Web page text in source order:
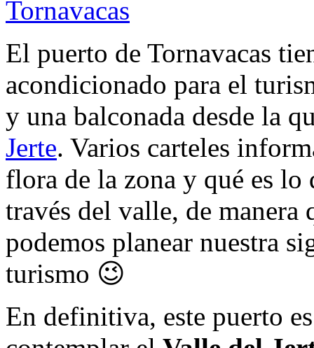
El puerto de Tornavacas
acondicionado para el
y una balconada desde la
Jerte. Varios carteles
flora de la zona y qué es lo
través del valle, de manera
podemos planear nuestra
turismo 😉
En definitiva, este puerto